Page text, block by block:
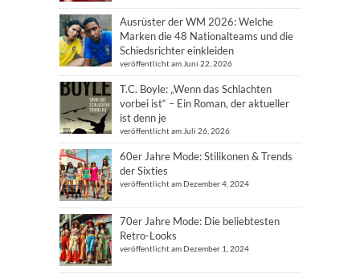
Ausrüster der WM 2026: Welche
Marken die 48 Nationalteams und die
Schiedsrichter einkleiden
veröffentlicht am Juni 22, 2026
T.C. Boyle: „Wenn das Schlachten
vorbei ist“ – Ein Roman, der aktueller
ist denn je
veröffentlicht am Juli 26, 2026
60er Jahre Mode: Stilikonen & Trends
der Sixties
veröffentlicht am Dezember 4, 2024
70er Jahre Mode: Die beliebtesten
Retro-Looks
veröffentlicht am Dezember 1, 2024